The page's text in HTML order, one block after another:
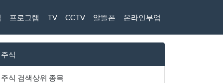
프로그램 TV CCTV 알뜰폰 온라인부업
주식
주식 검색상위 종목